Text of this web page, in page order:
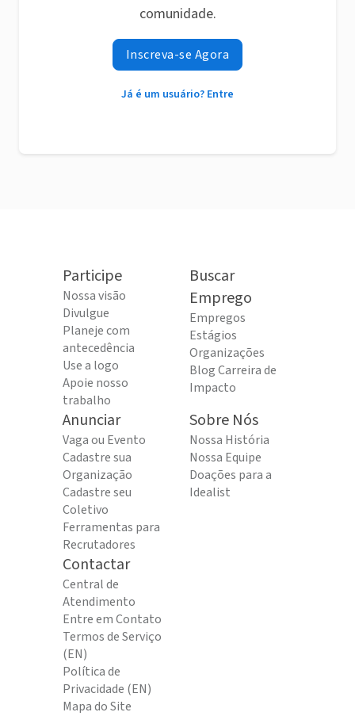
comunidade.
Inscreva-se Agora
Já é um usuário? Entre
Participe
Nossa visão
Divulgue
Planeje com
antecedência
Use a logo
Apoie nosso
trabalho
Buscar
Emprego
Empregos
Estágios
Organizações
Blog Carreira de
Impacto
Anunciar
Vaga ou Evento
Cadastre sua
Organização
Cadastre seu
Coletivo
Ferramentas para
Recrutadores
Sobre Nós
Nossa História
Nossa Equipe
Doações para a
Idealist
Contactar
Central de
Atendimento
Entre em Contato
Termos de Serviço
(EN)
Política de
Privacidade (EN)
Mapa do Site